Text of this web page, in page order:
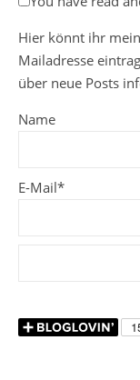
Hier könnt ihr
Mailadresse
über neue Posts
Name
E-Mail*